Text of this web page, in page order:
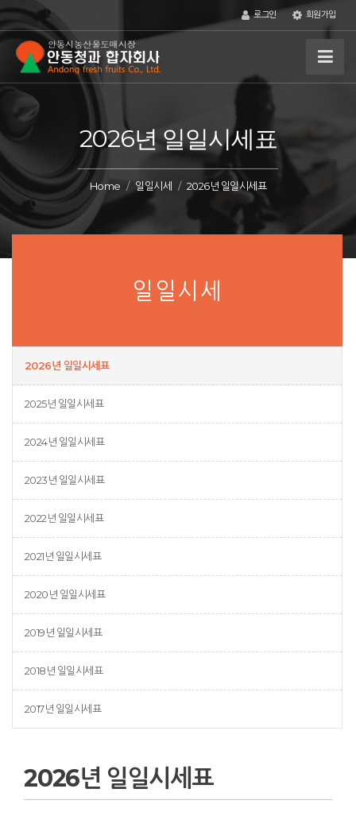
로그인 회원가입
2026년 일일시세표
Home 일일시세 2026년 일일시세표
일일시세
2026년 일일시세표
2025년 일일시세표
2024년 일일시세표
2023년 일일시세표
2022년 일일시세표
2021년 일일시세표
2020년 일일시세표
2019년 일일시세표
2018년 일일시세표
2017년 일일시세표
2026년 일일시세표